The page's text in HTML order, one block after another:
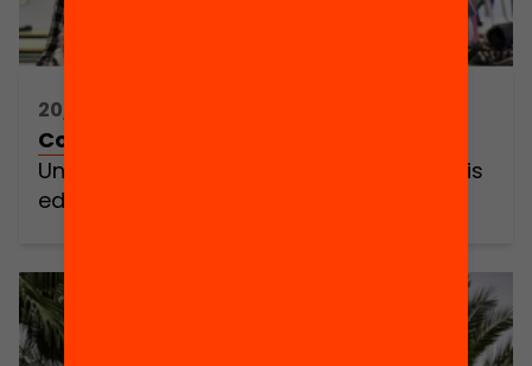
20/12/2017 10:00h - 18:00h
Construïm l’Educació360
Una aliança per connectar temps i espais
educatius. Suma-t’hi!